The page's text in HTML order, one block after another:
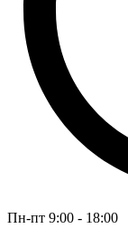
Пн-пт 9:00 - 18:00